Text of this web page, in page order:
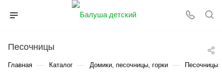
Песочницы
Главная — Каталог — Домики, песочницы, горки — Песочницы